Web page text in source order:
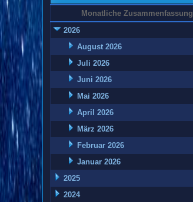
Monatliche Zusammenfassung
2026
August 2026
Juli 2026
Juni 2026
Mai 2026
April 2026
März 2026
Februar 2026
Januar 2026
2025
2024